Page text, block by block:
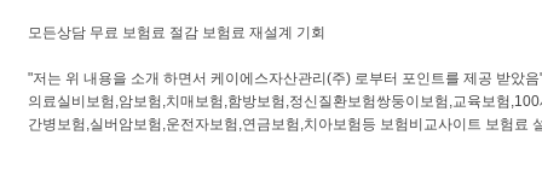
모든상담 무료 보험료 절감 보험료 재설계 기회
"저는 위 내용을 소개 하면서 케이에스자산관리(주) 로부터 포인트를 제공 받았음
의료실비보험,암보험,치매보험,함방보험,정신질환보험쌍둥이보험,교육보험
간병보험,실버암보험,운전자보험,연금보험,치아보험등 보험비교사이트 보험료